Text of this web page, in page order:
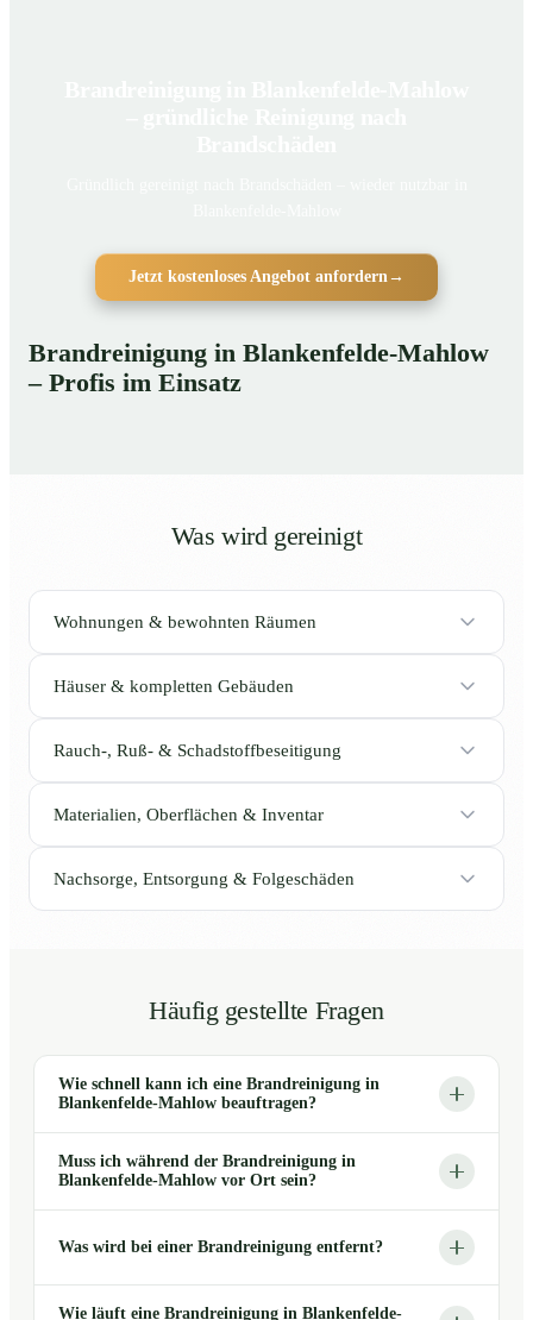
Jetzt kostenloses Angebot anfordern→
Brandreinigung in Blankenfelde-Mahlow
– Profis im Einsatz
Was wird gereinigt
Wohnungen & bewohnten Räumen
Häuser & kompletten Gebäuden
Rauch-, Ruß- & Schadstoffbeseitigung
Materialien, Oberflächen & Inventar
Nachsorge, Entsorgung & Folgeschäden
Häufig gestellte Fragen
Wie schnell kann ich eine Brandreinigung in
Blankenfelde-Mahlow beauftragen?
Muss ich während der Brandreinigung in
Blankenfelde-Mahlow vor Ort sein?
Was wird bei einer Brandreinigung entfernt?
Wie läuft eine Brandreinigung in Blankenfelde-